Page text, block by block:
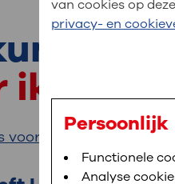
bent u
Bloedafname,MijnOLVG,
medische
In MijnOLVG
het u uitkomt.
ik thuis
voor Afdrukken
van cookies op
privacy- en
Persoonlijk
Functionele
Analyse